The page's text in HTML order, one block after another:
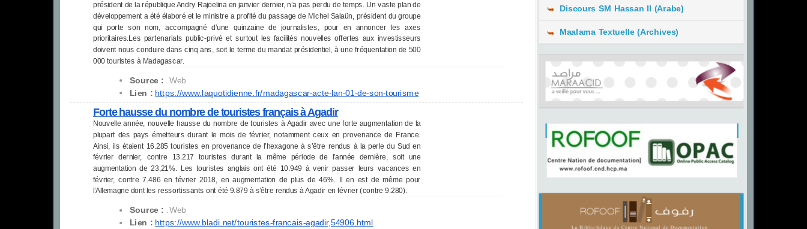
président de la république Andry Rajoelina en janvier dernier, n’a pas perdu de temps. Un vaste plan de
développement a été élaboré et le ministre a profité du passage de Michel Salaün, président du groupe
qui porte son nom, accompagné d’une quinzaine de journalistes, pour en annoncer les axes
prioritaires.Les partenariats public-privé et surtout les facilités nouvelles offertes aux investisseurs
doivent nous conduire dans cinq ans, soit le terme du mandat présidentiel, à une fréquentation de 500
000 touristes à Madagascar.
Source :
.Web
Lien : https://www.laquotidienne.fr/madagascar-acte-lan-01-de-son-tourisme
Forte hausse du nombre de touristes français à Agadir
Nouvelle année, nouvelle hausse du nombre de touristes à Agadir avec une forte augmentation de la
plupart des pays émetteurs durant le mois de février, notamment ceux en provenance de France.
Ainsi, ils étaient 16.285 touristes en provenance de l’hexagone à s’être rendus à la perle du Sud en
février dernier, contre 13.217 touristes durant la même période de l’année dernière, soit une
augmentation de 23,21%. Les touristes anglais ont été 10.949 à venir passer leurs vacances en
février, contre 7.486 en février 2018, en augmentation de plus de 46%. Il en est de même pour
l’Allemagne dont les ressortissants ont été 9.879 à s’être rendus à Agadir en février (contre 9.280).
Source : .Web
Lien : https://www.bladi.net/touristes-francais-agadir,54906.html
Discours SM Hassan II (Arabe)
Maalama Textuelle (Archives)